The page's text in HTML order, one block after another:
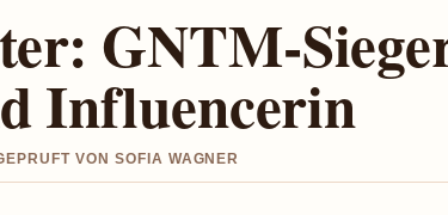
GNTM-
Influencerin
VON SOFIA WAGNER